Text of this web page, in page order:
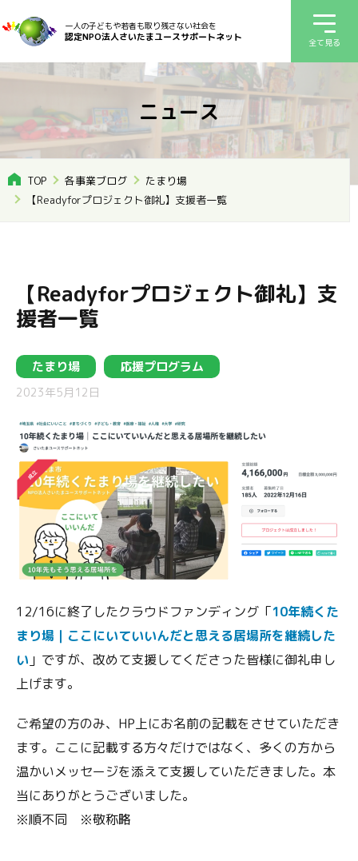
一人の子どもや若者も取り残さない社会を
認定NPO法人さいたまユースサポートネット 全て見る
ニュース
TOP 各事業ブログ
たまり場
【Readyforプロジェクト御礼】支援者一覧
【Readyforプロジェクト御礼】支
援者一覧
たまり場 応援プログラム
2023年5月12日
12/16に終了したクラウドファンディング「10年続くた
まり場｜ここにいていいんだと思える居場所を継続した
い 」ですが、改めて支援してくださった皆様に御礼申し
上げます。
ご希望の方のみ、HP上にお名前の記載をさせていただき
ます。ここに記載する方々だけではなく、多くの方から
温かいメッセージを添えて支援していただきました。本
当にありがとうございました。
※順不同 ※敬称略